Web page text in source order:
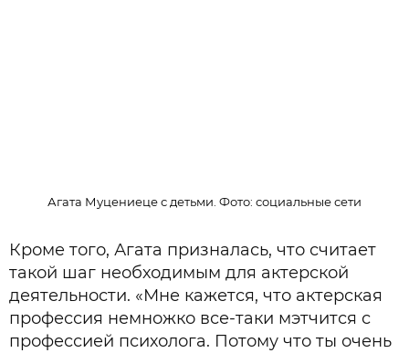
Агата Муцениеце с детьми. Фото: социальные сети
Кроме того, Агата призналась, что считает
такой шаг необходимым для актерской
деятельности. «Мне кажется, что актерская
профессия немножко все-таки мэтчится с
профессией психолога. Потому что ты очень